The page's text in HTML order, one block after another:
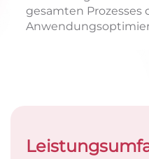
gesamten Prozesses